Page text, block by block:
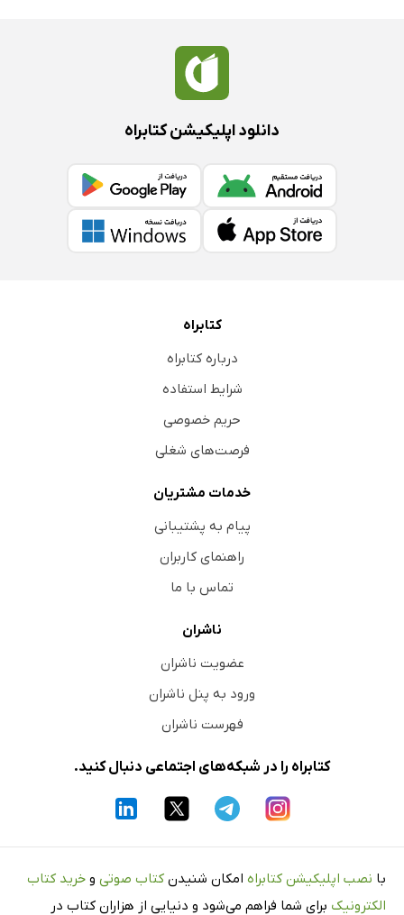
دانلود اپلیکیشن کتابراه
کتابراه
درباره کتابراه
شرایط استفاده
حریم خصوصی
فرصت‌های شغلی
خدمات مشتریان
پیام به پشتیبانی
راهنمای کاربران
تماس با ما
ناشران
عضویت ناشران
ورود به پنل ناشران
فهرست ناشران
کتابراه را در شبکه‌های اجتماعی دنبال کنید.
با نصب اپلیکیشن کتابراه امکان شنیدن کتاب صوتی و خرید کتاب
الکترونیک برای شما فراهم می‌شود و دنیایی از هزاران کتاب در